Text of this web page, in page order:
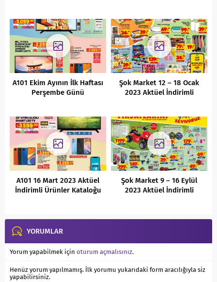
A101 Ekim Ayının İlk Haftası
Perşembe Günü
Şok Market 12 – 18 Ocak
2023 Aktüel İndirimli
A101 16 Mart 2023 Aktüel
İndirimli Ürünler Kataloğu
Şok Market 9 – 16 Eylül
2023 Aktüel İndirimli
YORUMLAR
Yorum yapabilmek için oturum açmalısınız.
Henüz yorum yapılmamış. İlk yorumu yukarıdaki form aracılığıyla siz
yapabilirsiniz.